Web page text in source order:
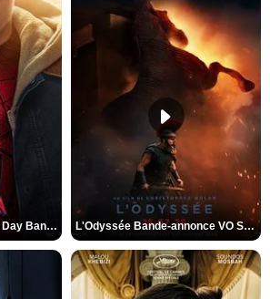
Spider-Man: Brand New Day Bande-annonce VO STFR L'Odyssée Bande-annonce VO STFR